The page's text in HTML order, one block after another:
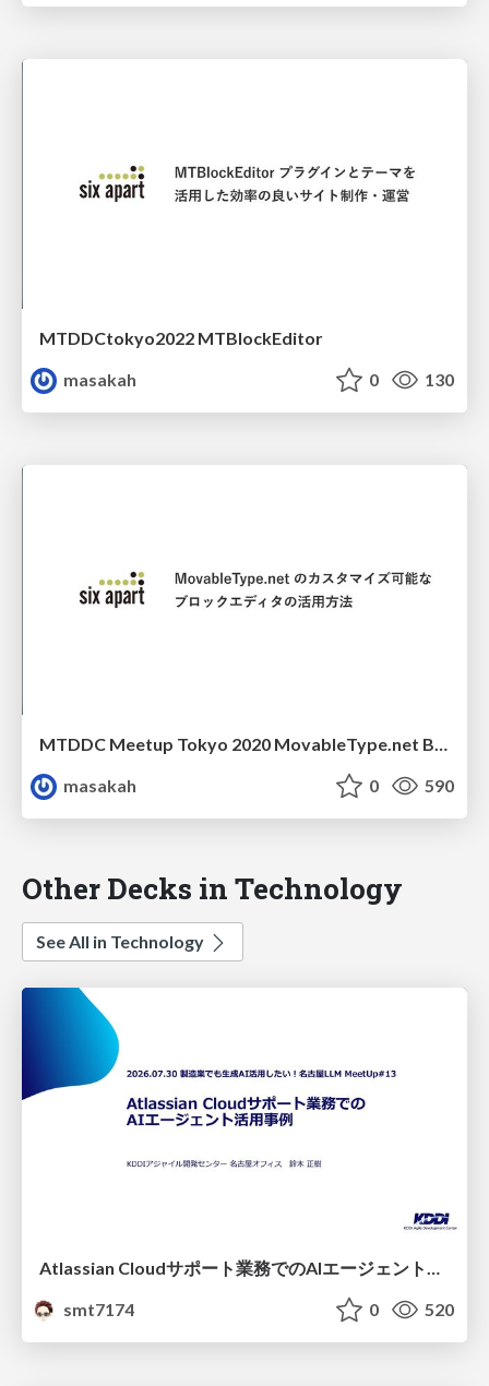
MTDDCtokyo2022 MTBlockEditor
masakah
0 130
MTDDC Meetup Tokyo 2020 MovableType.net Block Editor
masakah
0 590
Other Decks in Technology
See All in Technology
smt7174
0 520